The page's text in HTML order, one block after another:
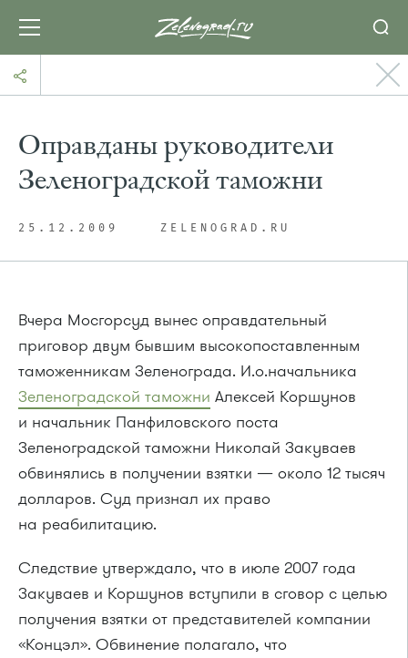
Оправданы руководители
Зеленоградской таможни
25.12.2009 ZELENOGRAD.RU
Вчера Мосгорсуд вынес оправдательный
приговор двум бывшим высокопоставленным
таможенникам Зеленограда. И.о.начальника
Зеленоградской таможни Алексей Коршунов
и начальник Панфиловского поста
Зеленоградской таможни Николай Закуваев
обвинялись в получении взятки — около 12 тысяч
долларов. Суд признал их право
на реабилитацию.
Следствие утверждало, что в июле 2007 года
Закуваев и Коршунов вступили в сговор с целью
получения взятки от представителей компании
«Концэл». Обвинение полагало, что